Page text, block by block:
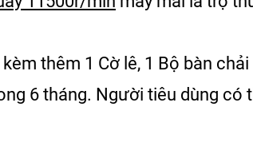
thêm 1 Cờ lê, 1 Bộ bàn
6 tháng. Người tiêu dùng có